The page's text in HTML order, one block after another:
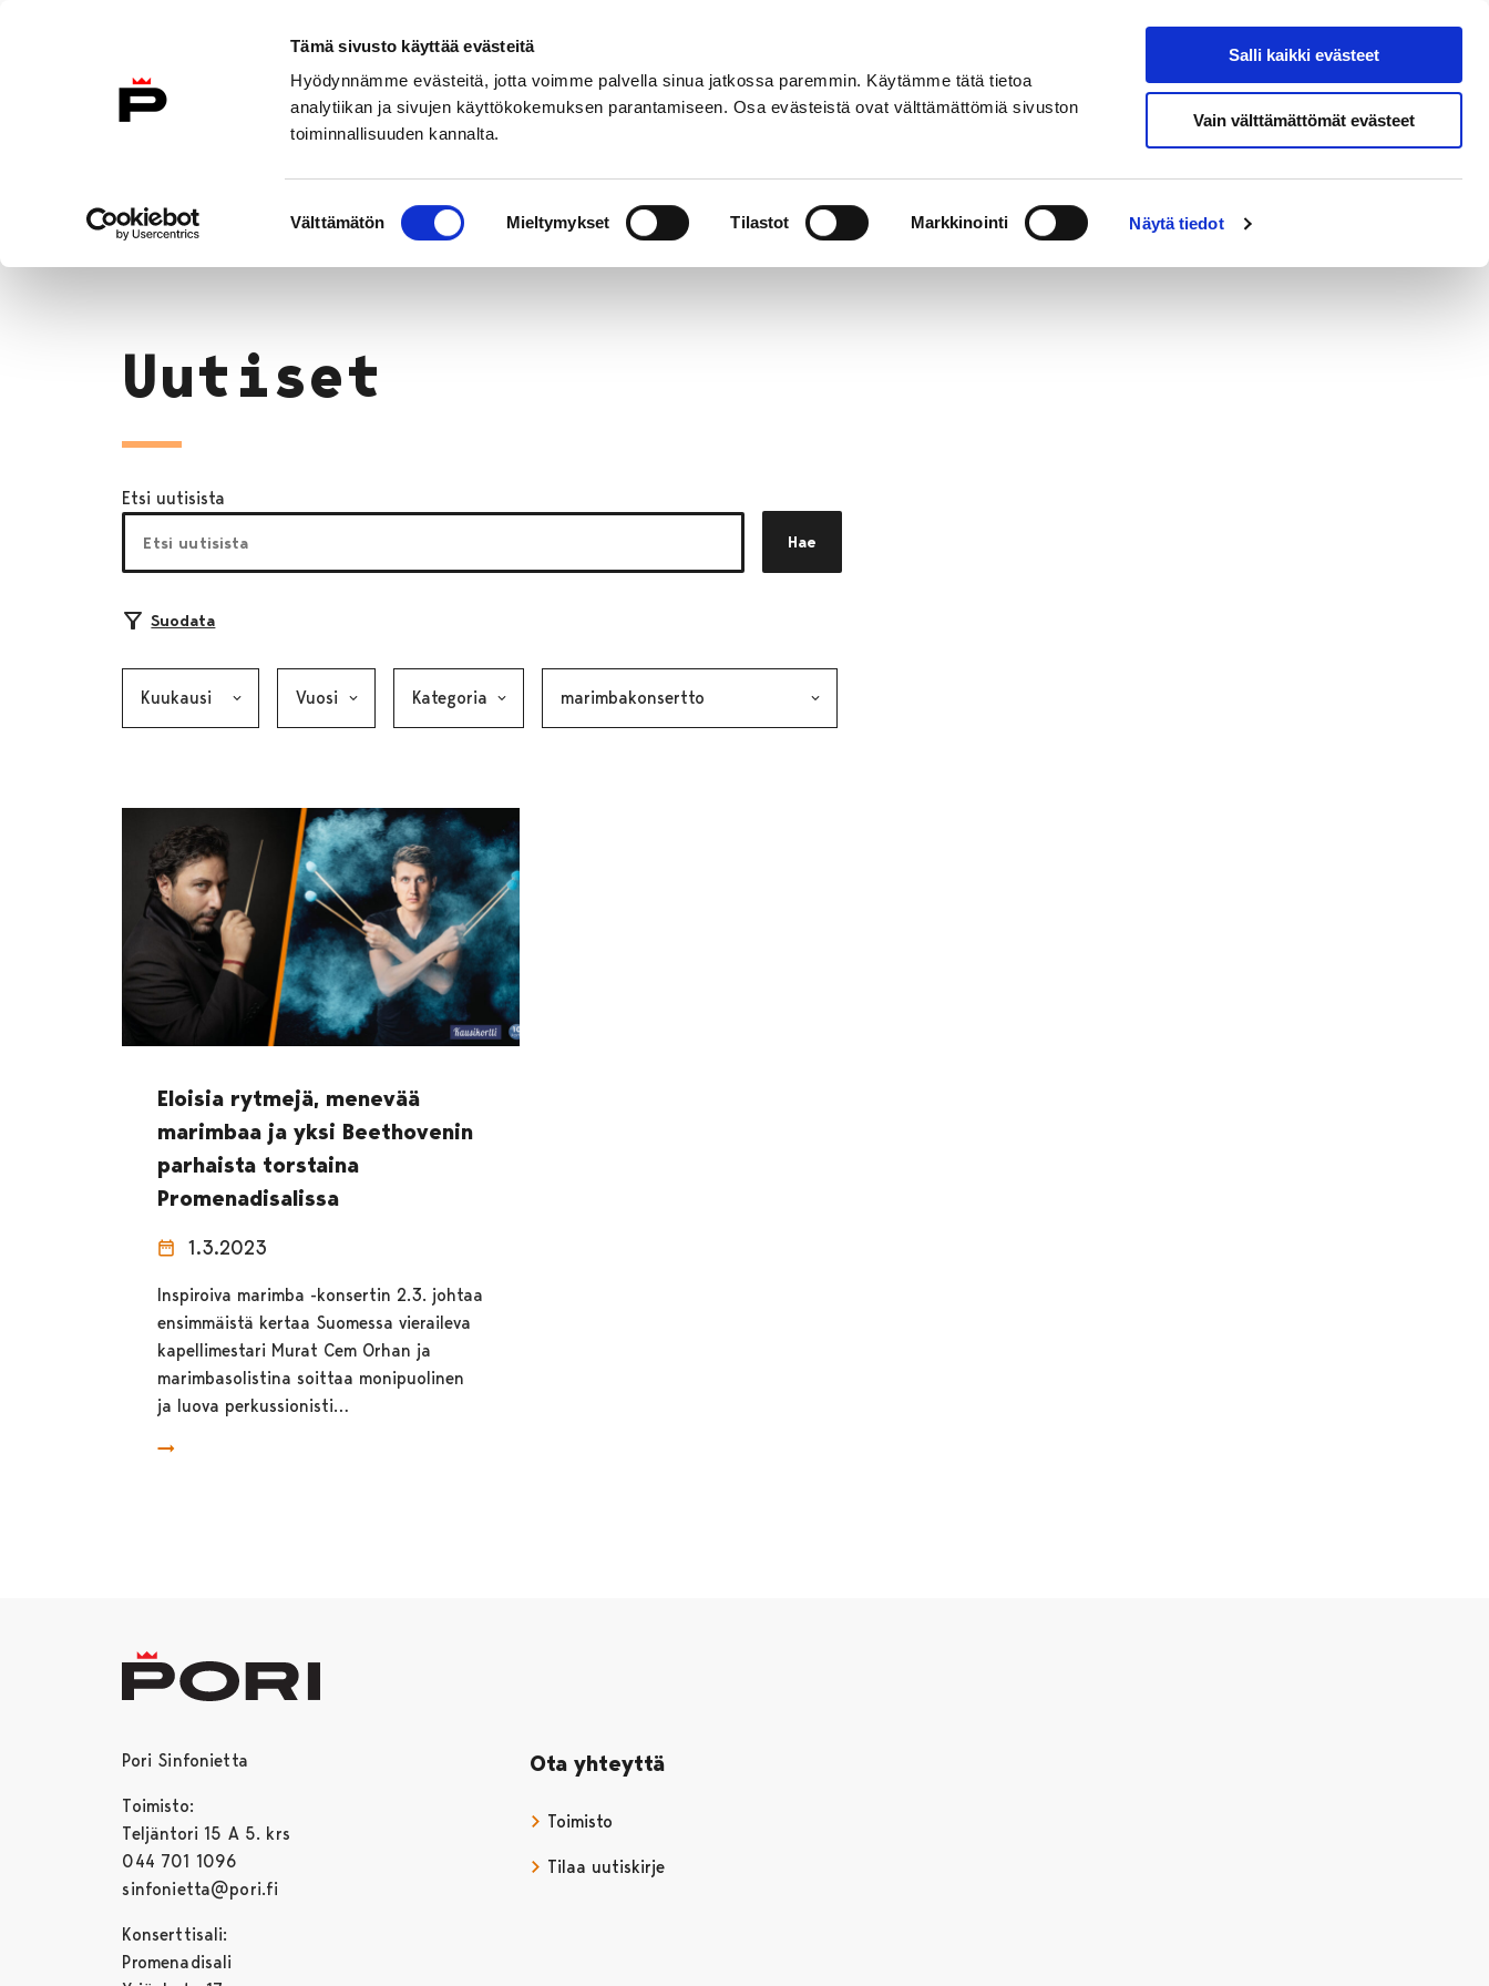
Tämä sivusto käyttää evästeitä
Hyödynnämme evästeitä, jotta voimme palvella sinua jatkossa paremmin. Käytämme tätä tietoa
analytiikan ja sivujen käyttökokemuksen parantamiseen. Osa evästeistä ovat välttämättömiä sivuston
toiminnallisuuden kannalta.
valinta
Välttämätön Mieltymykset Tilastot Markkinointi Näytä tiedot
Salli kaikki evästeet
Vain välttämättömät evästeet
Etusivulle
Hae sivustolta
Etusivu
Uutiset
Uutiset
Etsi uutisista
Hae
Suodata
Eloisia rytmejä, menevää
marimbaa ja yksi Beethovenin
parhaista torstaina
Promenadisalissa
1.3.2023
Inspiroiva marimba -konsertin 2.3. johtaa
ensimmäistä kertaa Suomessa vieraileva
kapellimestari Murat Cem Orhan ja
marimbasolistina soittaa monipuolinen
ja luova perkussionisti…
Pori Sinfonietta
Toimisto:
Teljäntori 15 A 5. krs
044 701 1096
sinfonietta@pori.fi
Konserttisali:
Promenadisali
Ota yhteyttä
Toimisto
Tilaa uutiskirje